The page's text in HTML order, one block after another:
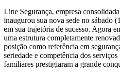
Line Segurança, empresa
inaugurou sua nova sede no sábado
em sua trajetória de sucesso. Agora
uma estrutura completamente
posição como referência em
seriedade e competência dos
familiares prestigiaram a grande